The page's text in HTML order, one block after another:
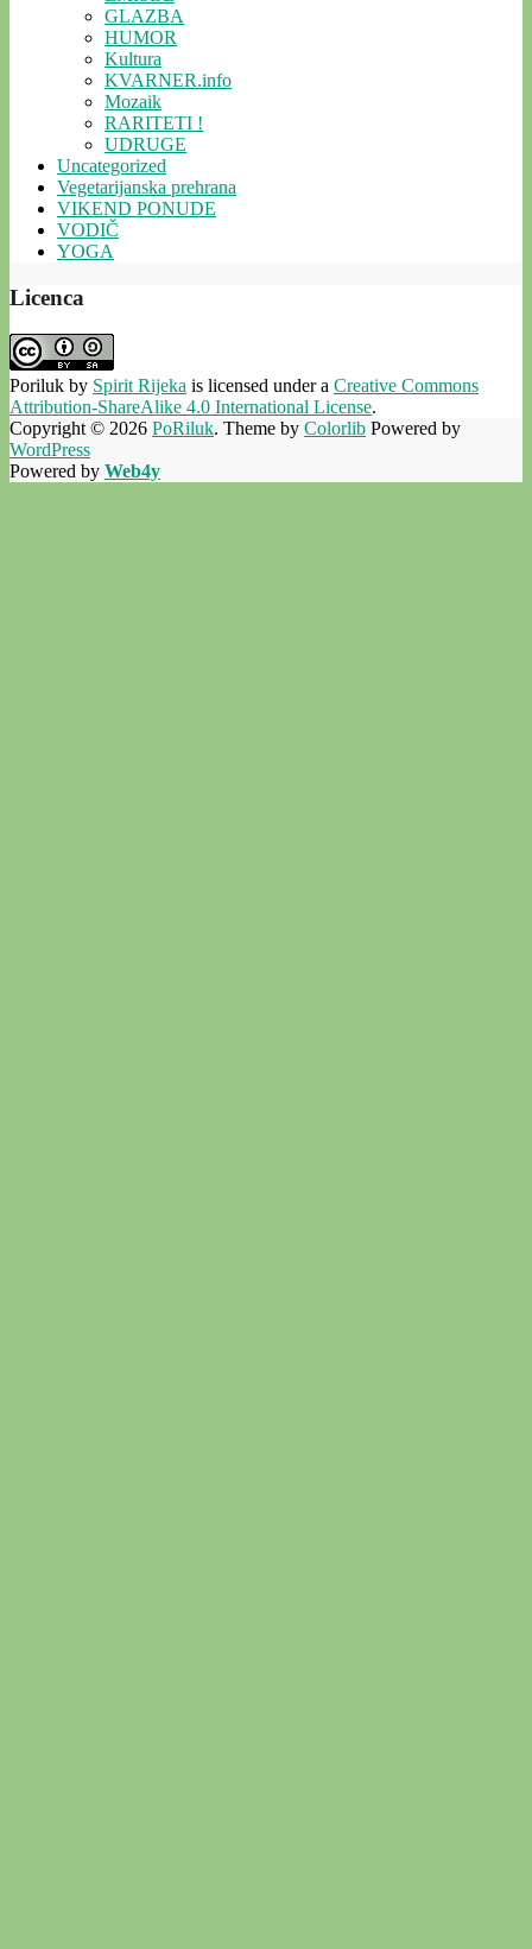
GLAZBA
HUMOR
Kultura
KVARNER.info
Mozaik
RARITETI !
UDRUGE
Uncategorized
Vegetarijanska prehrana
VIKEND PONUDE
VODIČ
YOGA
Licenca
Poriluk by Spirit Rijeka is licensed under a Creative Commons
Attribution-ShareAlike 4.0 International License.
Copyright © 2026 PoRiluk. Theme by Colorlib Powered by
WordPress
Powered by Web4y